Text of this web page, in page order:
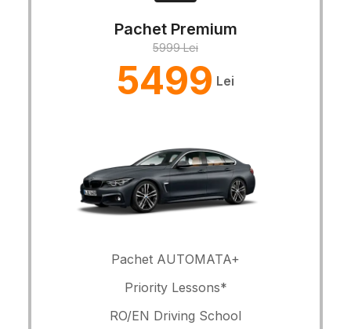
Pachet Premium
5999 Lei
5499 Lei
Pachet AUTOMATA+
Priority Lessons*
RO/EN Driving School